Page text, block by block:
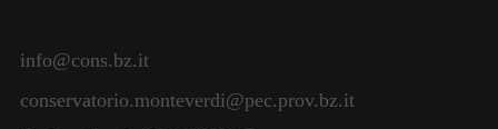
info@cons.bz.it
conservatorio.monteverdi@pec.prov.bz.it